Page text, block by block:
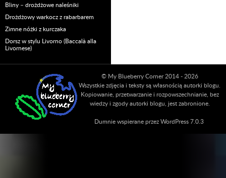
Bliny – drożdżowe naleśniki
Drożdżowy warkocz z rabarbarem
Zimne nóżki z kurczaka
Dorsz w stylu Livorno (Baccalà alla
Livornese)
© My Blueberry Corner 2014 - 2026
Wszystkie zdjęcia i teksty są własnością autorki blogu.
Kopiowanie, przetwarzanie i rozpowszechnianie, bez
wiedzy i zgody autorki blogu, jest zabronione.
Dumnie wspierane przez WordPress 7.0.3